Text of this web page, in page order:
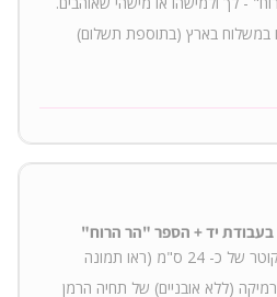
במשלוח בארץ (בתוספת תשלום)
יד + הספר "הר הרוח"
צלחת הגשה "אדום אדמה" בקוטר של כ- 24 ס"מ (ראו תמונה
(ללא אובניים) של תחיה הרמן